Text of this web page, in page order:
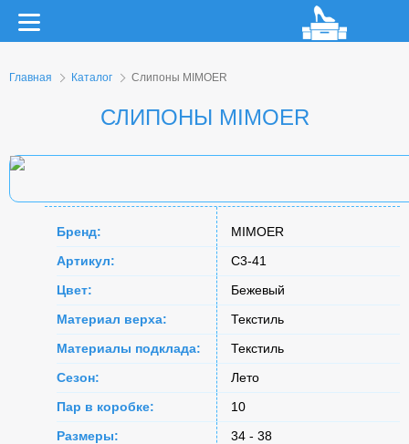
Главная Каталог Слипоны MIMOER
СЛИПОНЫ MIMOER
Бренд:
MIMOER
Артикул:
C3-41
Цвет:
Бежевый
Материал верха:
Текстиль
Материалы подклада:
Текстиль
Сезон:
Лето
Пар в коробке:
10
Размеры:
34 - 38